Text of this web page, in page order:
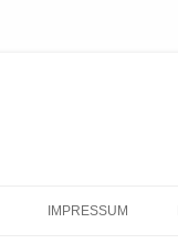
IMPRESSUM